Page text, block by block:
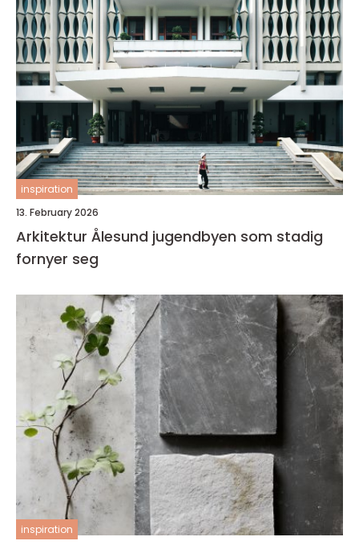
inspiration
13. February 2026
Arkitektur Ålesund jugendbyen som stadig
fornyer seg
inspiration